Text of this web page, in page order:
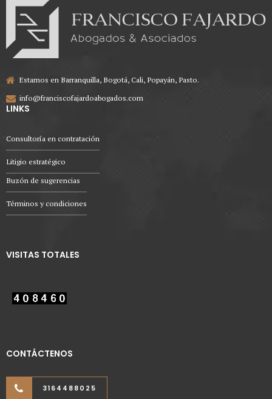
Estamos en Barranquilla, Bogotá, Cali, Popayán, Pasto.
info@franciscofajardoabogados.com
LINKS
Consultoría en contratación
Litigio estratégico
Buzón de sugerencias
Términos y condiciones
VISITAS TOTALES
CONTÁCTENOS
3164488025